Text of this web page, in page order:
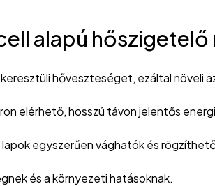
alapú hőszigetelő
hőveszteséget, ezáltal növeli
elérhető, hosszú távon jelentős
lapok egyszerűen vághatók és
és a környezeti hatásoknak.